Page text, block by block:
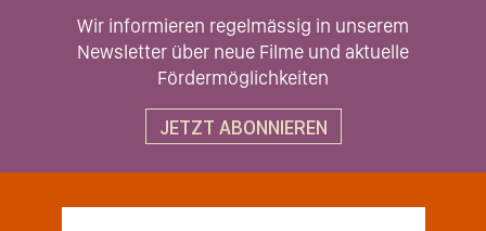
Wir informieren regelmässig in unserem
Newsletter über neue Filme und aktuelle
Fördermöglichkeiten
JETZT ABONNIEREN